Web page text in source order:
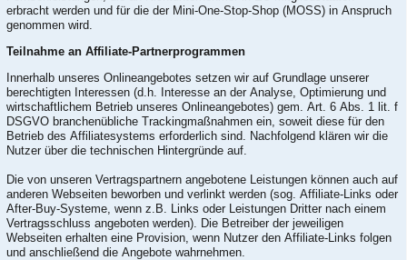
erbracht werden und für die der Mini-One-Stop-Shop (MOSS) in Anspruch
genommen wird.
Teilnahme an Affiliate-Partnerprogrammen
Innerhalb unseres Onlineangebotes setzen wir auf Grundlage unserer
berechtigten Interessen (d.h. Interesse an der Analyse, Optimierung und
wirtschaftlichem Betrieb unseres Onlineangebotes) gem. Art. 6 Abs. 1 lit. f
DSGVO branchenübliche Trackingmaßnahmen ein, soweit diese für den
Betrieb des Affiliatesystems erforderlich sind. Nachfolgend klären wir die
Nutzer über die technischen Hintergründe auf.
Die von unseren Vertragspartnern angebotene Leistungen können auch auf
anderen Webseiten beworben und verlinkt werden (sog. Affiliate-Links oder
After-Buy-Systeme, wenn z.B. Links oder Leistungen Dritter nach einem
Vertragsschluss angeboten werden). Die Betreiber der jeweiligen
Webseiten erhalten eine Provision, wenn Nutzer den Affiliate-Links folgen
und anschließend die Angebote wahrnehmen.